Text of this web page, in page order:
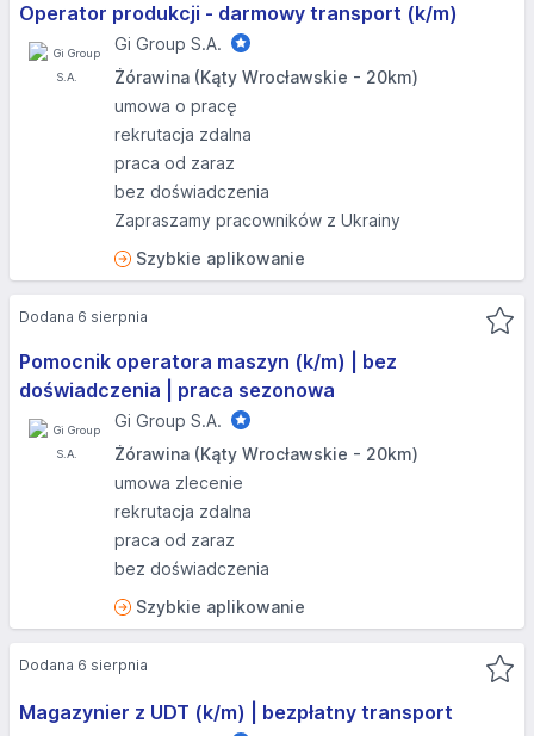
Operator produkcji - darmowy transport (k/m)
Gi Group S.A.
Żórawina (Kąty Wrocławskie - 20km)
umowa o pracę
rekrutacja zdalna
praca od zaraz
bez doświadczenia
Zapraszamy pracowników z Ukrainy
Szybkie aplikowanie
Pomocnik operatora maszyn (k/m) | bez
doświadczenia | praca sezonowa
Gi Group S.A.
Żórawina (Kąty Wrocławskie - 20km)
umowa zlecenie
rekrutacja zdalna
praca od zaraz
bez doświadczenia
Szybkie aplikowanie
Dodana 6 sierpnia
Magazynier z UDT (k/m) | bezpłatny transport
Dodana 6 sierpnia